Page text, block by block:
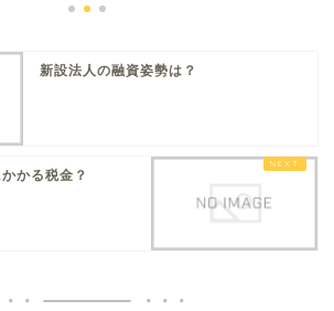
新設法人の融資姿勢は？
かる税金？